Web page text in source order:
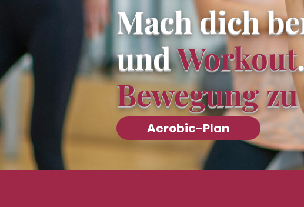
Mach dich
undWorkout
Bewegung
Aerobic-Plan